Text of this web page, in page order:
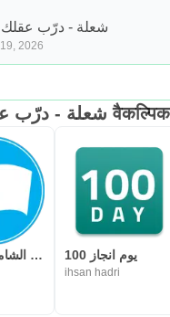
شعلة - درّب عقلك
2026
شعلة - درّب عقلك يومياً वैकल्पिक
المكتبة الشامله بدون نت 100 يوم انجاز
ihsan hadri